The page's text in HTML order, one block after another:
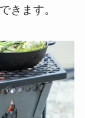
きます。